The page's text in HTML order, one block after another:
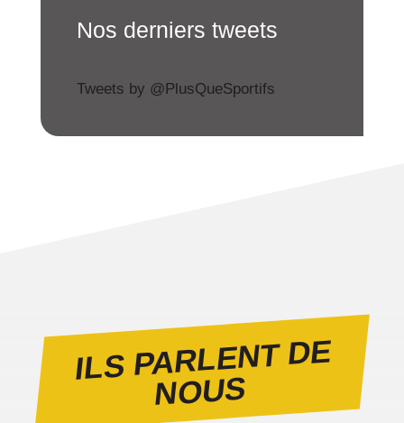
Nos derniers tweets
Tweets by @PlusQueSportifs
ILS PARLENT DE
NOUS